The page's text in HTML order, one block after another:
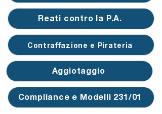
Reati contro la P.A.
Contraffazione e Pirateria
Aggiotaggio
Compliance e Modelli 231/01